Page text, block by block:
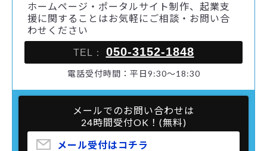
ホームページ・ポータルサイト制作、起業支
援に関することはお気軽にご相談・お問い合
わせください
TEL： 050-3152-1848
電話受付時間：平日9:30～18:30
メールでのお問い合わせは
24時間受付OK！(無料)
メール受付はコチラ